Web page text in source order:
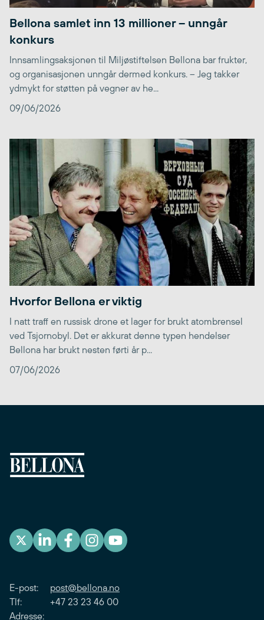
Bellona samlet inn 13 millioner – unngår
konkurs
Innsamlingsaksjonen til Miljøstiftelsen Bellona bar frukter,
og organisasjonen unngår dermed konkurs. – Jeg takker
ydmykt for støtten på vegner av he...
09/06/2026
Hvorfor Bellona er viktig
I natt traff en russisk drone et lager for brukt atombrensel
ved Tsjornobyl. Det er akkurat denne typen hendelser
Bellona har brukt nesten førti år p...
07/06/2026
E-post: post@bellona.no
Tlf: +47 23 23 46 00
Adresse: